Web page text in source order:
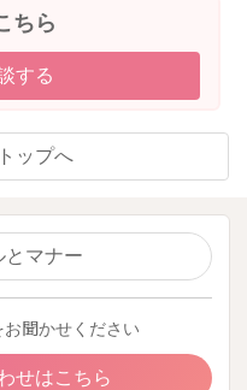
ちら
する
ップへ
とマナー
聞かせください
せはこちら